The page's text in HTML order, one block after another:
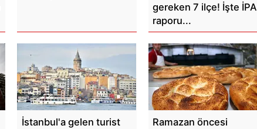
gereken 7 ilçe! İşte İPA
raporu...
İstanbul'a gelen turist
Ramazan öncesi